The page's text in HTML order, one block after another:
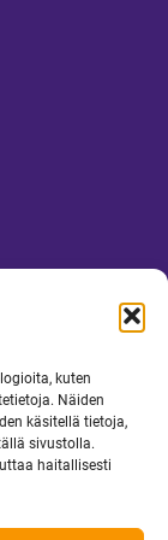
kuten
Näiden
käsitellä tietoja,
sivustolla.
haitallisesti